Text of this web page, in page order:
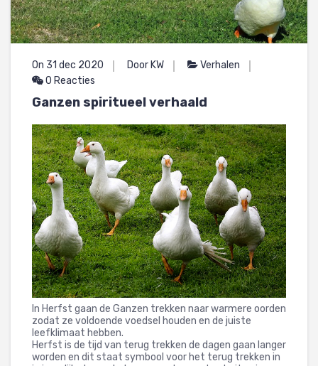
On 31 dec 2020 Door KW
Verhalen
0 Reacties
Ganzen spiritueel verhaald
In Herfst gaan de Ganzen trekken naar warmere oorden
zodat ze voldoende voedsel houden en de juiste
leefklimaat hebben.
Herfst is de tijd van terug trekken de dagen gaan langer
worden en dit staat symbool voor het terug trekken in